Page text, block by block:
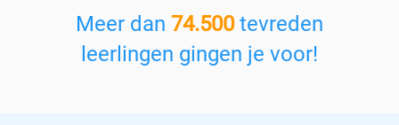
Meer dan 74.500tevreden
leerlingen gingen je voor!